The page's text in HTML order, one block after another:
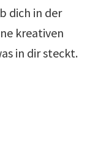
dich in der
kreativen
in dir steckt.